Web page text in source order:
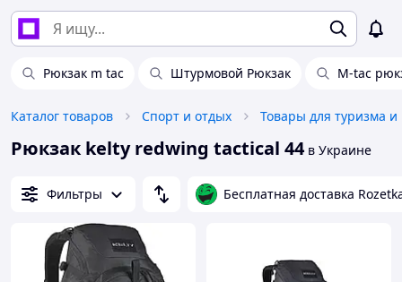
Рюкзак m tac Штурмовой Рюкзак M-tac
Каталог товаров Спорт и отдых Товары для туризма
Рюкзак kelty redwing tactical 44 в Украине
Фильтры Бесплатная доставка